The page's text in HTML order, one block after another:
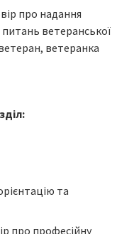
про надання
питань ветеранської
ветеранка
та
про професійну